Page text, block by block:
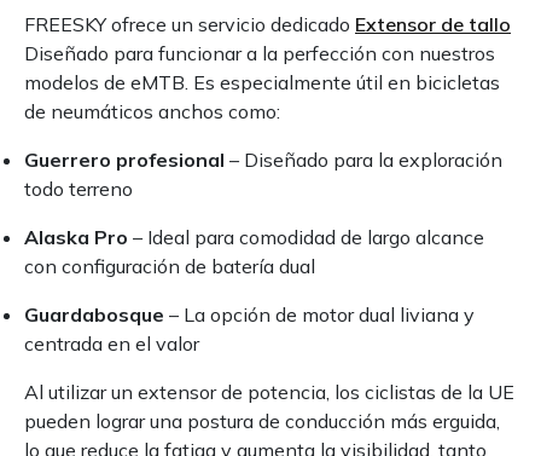
FREESKY ofrece un servicio dedicado Extensor de tallo
Diseñado para funcionar a la perfección con nuestros
modelos de eMTB. Es especialmente útil en bicicletas
de neumáticos anchos como:
Guerrero profesional – Diseñado para la exploración
todo terreno
Alaska Pro – Ideal para comodidad de largo alcance
con configuración de batería dual
Guardabosque – La opción de motor dual liviana y
centrada en el valor
Al utilizar un extensor de potencia, los ciclistas de la UE
pueden lograr una postura de conducción más erguida,
lo que reduce la fatiga y aumenta la visibilidad, tanto